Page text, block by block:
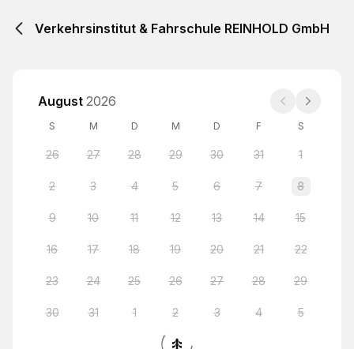
Verkehrsinstitut & Fahrschule REINHOLD GmbH
August 2026
S M D M D F S
26 27 28 29 30 31 1
2 3 4 5 6 7 8
9 10 11 12 13 14 15
16 17 18 19 20 21 22
23 24 25 26 27 28 29
30 31 1 2 3 4 5